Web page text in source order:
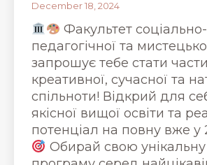
December 18, 2024
Факультет соціально-
педагогічної та
запрошує тебе стати
креативної, сучасної та
спільноти! Відкрий для
якісної вищої освіти та
потенціал на повну вже у
Обирай свою унікальну